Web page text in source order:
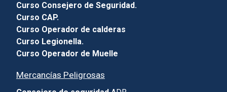
Curso Consejero de Seguridad.
Curso CAP.
Curso Operador de calderas
Curso Legionella.
Curso Operador de Muelle
Mercancías Peligrosas